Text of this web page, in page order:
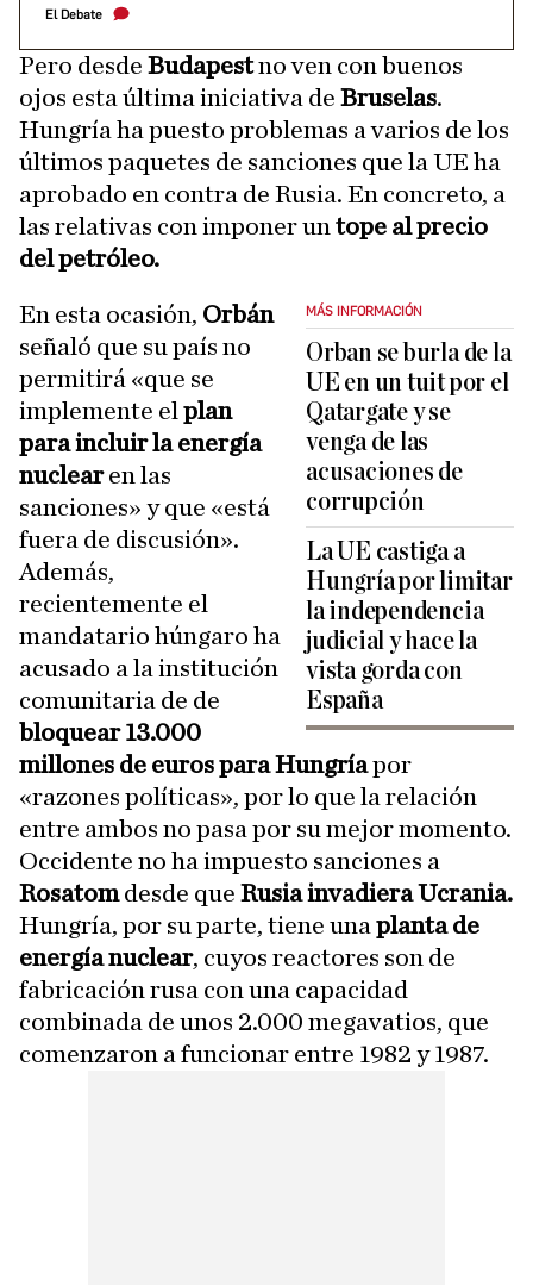
El Debate
Pero desde Budapestno ven con buenos
ojos esta última iniciativa de Bruselas.
Hungría ha puesto problemas a varios de los
últimos paquetes de sanciones que la UE ha
aprobado en contra de Rusia. En concreto, a
las relativas con imponer un tope al precio
del petróleo.
MÁS INFORMACIÓN
Orban se burla de la
UE en un tuit por el
Qatargate y se
venga de las
acusaciones de
corrupción
La UE castiga a
Hungría por limitar
la independencia
judicial y hace la
vista gorda con
España
En esta ocasión, Orbán
señaló que su país no
permitirá «que se
implemente el plan
para incluir la energía
nuclearen las
sanciones» y que «está
fuera de discusión».
Además,
recientemente el
mandatario húngaro ha
acusado a la institución
comunitaria de de
bloquear 13.000
millones de euros para Hungríapor
«razones políticas», por lo que la relación
entre ambos no pasa por su mejor momento.
Occidente no ha impuesto sanciones a
Rosatomdesde que Rusia invadiera Ucrania.
Hungría, por su parte, tiene una planta de
energía nuclear, cuyos reactores son de
fabricación rusa con una capacidad
combinada de unos 2.000 megavatios, que
comenzaron a funcionar entre 1982 y 1987.